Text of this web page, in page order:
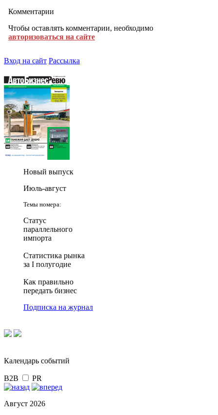
Комментарии
Чтобы оставлять комментарии, необходимо
авторизоваться на сайте
Вход на сайт Рассылка
Новый выпуск
Июль-август
Темы номера:
Статус
параллельного
импорта
Статистика рынка
за I полугодие
Как правильно
передать бизнес
Подписка на журнал
Календарь событий
B2B PR
Август 2026